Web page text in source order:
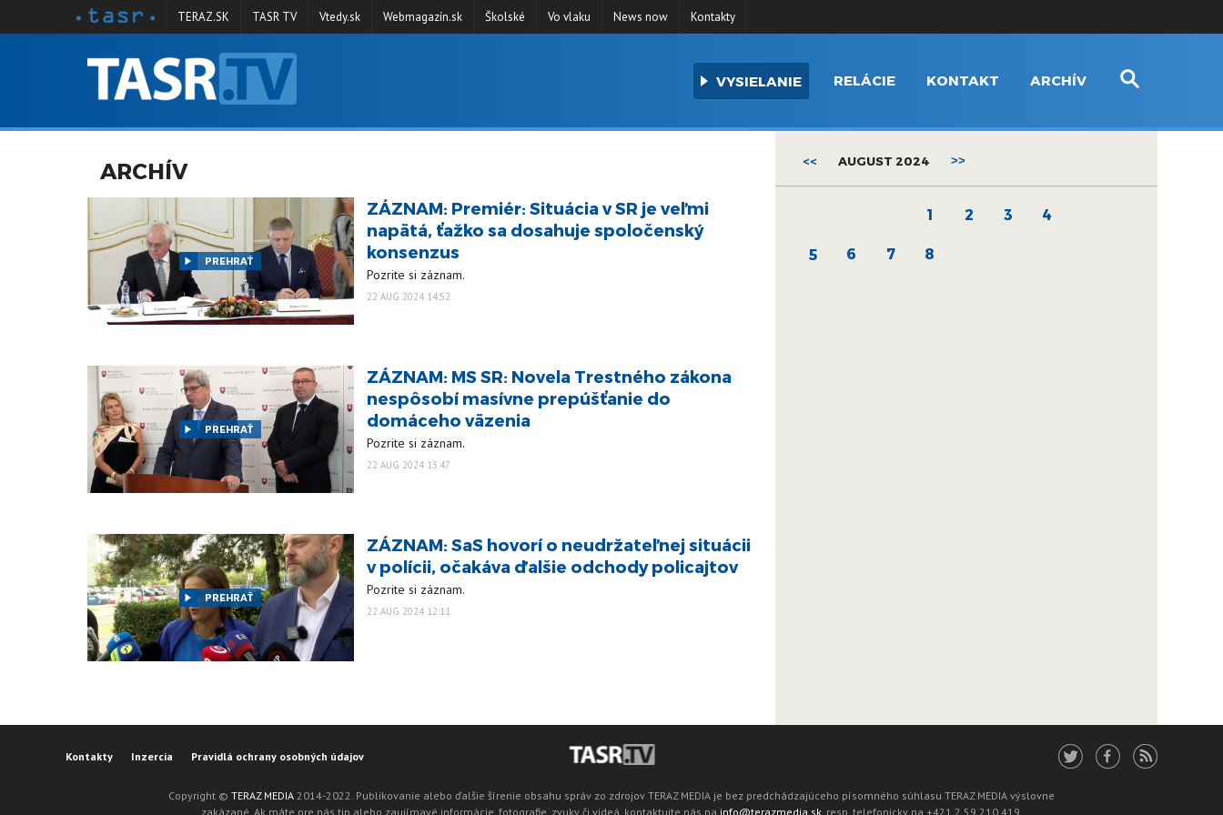
TERAZ.SK TASR TV Vtedy.sk Webmagazín.sk Školské Vo vlaku News now Kontakty
VYSIELANIE RELÁCIE KONTAKT ARCHÍV
ARCHÍV
PREHRAŤ
ZÁZNAM: Premiér: Situácia v SR je veľmi
napätá, ťažko sa dosahuje spoločenský
konsenzus
Pozrite si záznam.
22 AUG 2024 14:52
PREHRAŤ
ZÁZNAM: MS SR: Novela Trestného zákona
nespôsobí masívne prepúšťanie do
domáceho väzenia
Pozrite si záznam.
22 AUG 2024 13:47
PREHRAŤ
ZÁZNAM: SaS hovorí o neudržateľnej situácii
v polícii, očakáva ďalšie odchody policajtov
Pozrite si záznam.
22 AUG 2024 12:11
<< AUGUST 2024 >>
1 2 3 4
5 6 7 8
Kontakty Inzercia Pravidlá ochrany osobných údajov
Copyright © TERAZ MEDIA 2014-2022. Publikovanie alebo ďalšie šírenie obsahu správ zo zdrojov TERAZ MEDIA je bez predchádzajúceho písomného súhlasu TERAZ MEDIA výslovne
zakázané. Ak máte pre nás tip alebo zaujímavé informácie, fotografie, zvuky či videá, kontaktujte nás na info@terazmedia.sk, resp. telefonicky na +421 2 59 210 419.